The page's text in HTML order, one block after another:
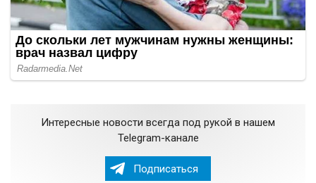
Интересные новости всегда под рукой в нашем
Telegram-канале
Подписаться